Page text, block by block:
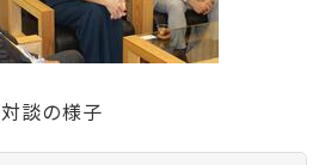
対談の様子